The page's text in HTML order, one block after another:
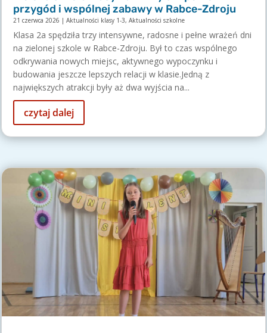
przygód i wspólnej zabawy w Rabce-Zdroju
21 czerwca 2026 |Aktualności klasy 1-3,Aktualności szkolne
Klasa 2a spędziła trzy intensywne, radosne i pełne wrażeń dni
na zielonej szkole w Rabce-Zdroju. Był to czas wspólnego
odkrywania nowych miejsc, aktywnego wypoczynku i
budowania jeszcze lepszych relacji w klasie.Jedną z
największych atrakcji były aż dwa wyjścia na...
czytaj dalej